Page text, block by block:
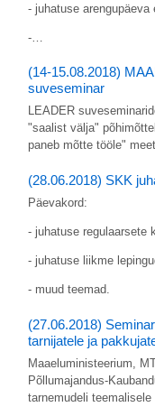
- juhatuse
-…
(14-15.08.2018)
suveseminar
LEADER
"saalist välja"
paneb mõtte tööle"
(28.06.2018) SKK
Päevakord:
- juhatuse regulaarsete
- juhatuse liikme
- muud teemad.
(27.06.2018)
tarnijatele ja
Maaeluministeerium,
Põllumajandus-
tarnemudeli